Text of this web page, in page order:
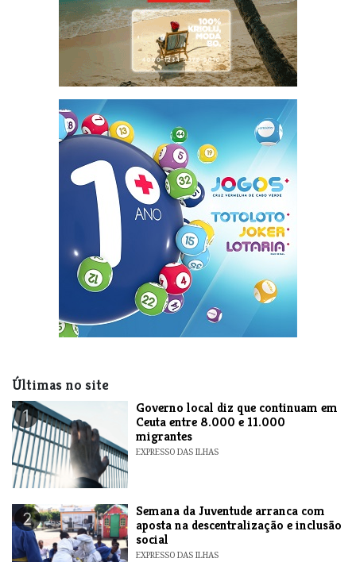
Últimas no site
1
​Governo local diz que continuam em
Ceuta entre 8.000 e 11.000
migrantes
EXPRESSO DAS ILHAS
2
Semana da Juventude arranca com
aposta na descentralização e inclusão
social
EXPRESSO DAS ILHAS